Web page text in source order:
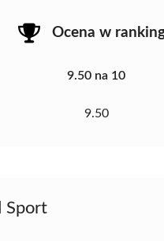
Ocena w
9.50 na 10
9.50
Sport